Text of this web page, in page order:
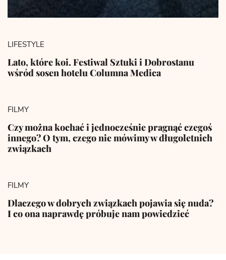
LIFESTYLE
Lato, które koi. Festiwal Sztuki i Dobrostanu
wśród sosen hotelu Columna Medica
FILMY
Czy można kochać i jednocześnie pragnąć czegoś
innego? O tym, czego nie mówimy w długoletnich
związkach
FILMY
Dlaczego w dobrych związkach pojawia się nuda?
I co ona naprawdę próbuje nam powiedzieć